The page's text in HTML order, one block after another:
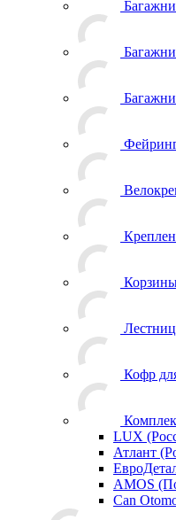
Кофр
LUX
Атлант
AMOS
Can